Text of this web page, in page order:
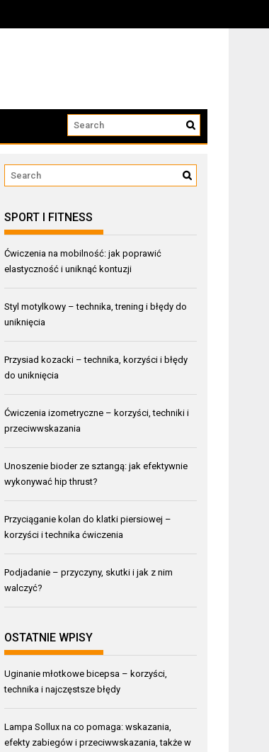
SPORT I FITNESS
Ćwiczenia na mobilność: jak poprawić
elastyczność i uniknąć kontuzji
Styl motylkowy – technika, trening i błędy do
uniknięcia
Przysiad kozacki – technika, korzyści i błędy
do uniknięcia
Ćwiczenia izometryczne – korzyści, techniki i
przeciwwskazania
Unoszenie bioder ze sztangą: jak efektywnie
wykonywać hip thrust?
Przyciąganie kolan do klatki piersiowej –
korzyści i technika ćwiczenia
Podjadanie – przyczyny, skutki i jak z nim
walczyć?
OSTATNIE WPISY
Uginanie młotkowe bicepsa – korzyści,
technika i najczęstsze błędy
Lampa Sollux na co pomaga: wskazania,
efekty zabiegów i przeciwwskazania, także w